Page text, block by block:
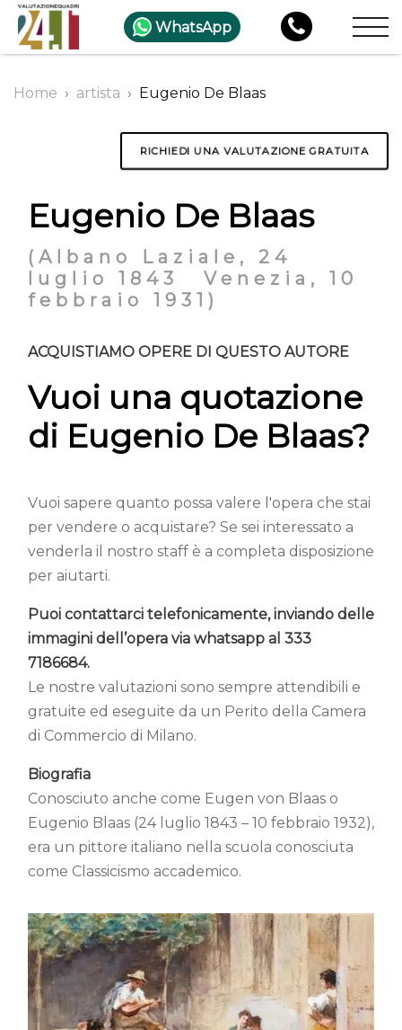
WhatsApp
Home artista Eugenio De Blaas
RICHIEDI UNA VALUTAZIONE GRATUITA
Eugenio De Blaas
(Albano Laziale, 24
luglio 1843  Venezia, 10
febbraio 1931)
ACQUISTIAMO OPERE DI QUESTO AUTORE
Vuoi una quotazione
di Eugenio De Blaas?
Vuoi sapere quanto possa valere l'opera che stai
per vendere o acquistare? Se sei interessato a
venderla il nostro staff è a completa disposizione
per aiutarti.
Puoi contattarci telefonicamente, inviando delle
immagini dell’opera via whatsapp al 333
7186684.
Le nostre valutazioni sono sempre attendibili e
gratuite ed eseguite da un Perito della Camera
di Commercio di Milano.
Biografia
Conosciuto anche come Eugen von Blaas o
Eugenio Blaas (24 luglio 1843 – 10 febbraio 1932),
era un pittore italiano nella scuola conosciuta
come Classicismo accademico.